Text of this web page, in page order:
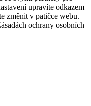
upravíte odkazem
změnit v patičce webu.
ochrany osobních